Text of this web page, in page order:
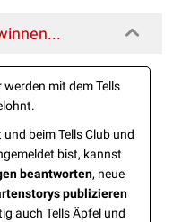
werden mit dem Tells
beim Tells Club und
bist, kannst
beantworten, neue
publizieren
auch Tells Äpfel und